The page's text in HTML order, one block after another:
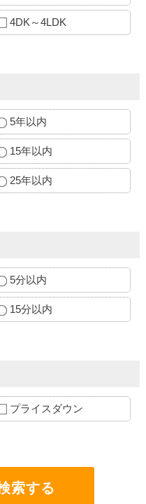
4DK～4LDK
5年以内
15年以内
25年以内
5分以内
15分以内
プライスダウン